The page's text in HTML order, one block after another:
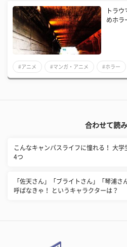
トラ
めホラ
#アニメ #マンガ・アニメ #ホラー
合わせて読
こんなキャンパスライフに憧れる！ 大
4つ
「佐天さん」「ブライトさん」「琴浦さ
呼ばなきゃ！ というキャラクターは？